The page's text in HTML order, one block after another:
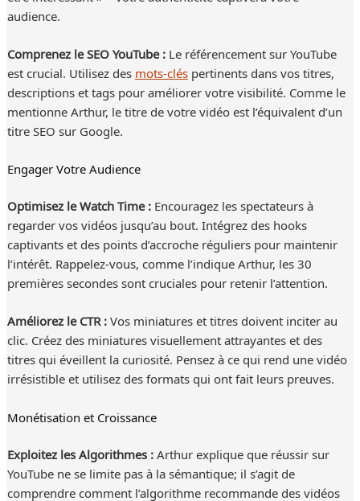
audience.
Comprenez le SEO YouTube :Le référencement sur YouTube
est crucial. Utilisez desmots-cléspertinents dans vos titres,
descriptions et tags pour améliorer votre visibilité. Comme le
mentionne Arthur, le titre de votre vidéo est l’équivalent d’un
titre SEO sur Google.
Engager Votre Audience
Optimisez le Watch Time :Encouragez les spectateurs à
regarder vos vidéos jusqu’au bout. Intégrez des hooks
captivants et des points d’accroche réguliers pour maintenir
l’intérêt. Rappelez-vous, comme l’indique Arthur, les 30
premières secondes sont cruciales pour retenir l’attention.
Améliorez le CTR :Vos miniatures et titres doivent inciter au
clic. Créez des miniatures visuellement attrayantes et des
titres qui éveillent la curiosité. Pensez à ce qui rend une vidéo
irrésistible et utilisez des formats qui ont fait leurs preuves.
Monétisation et Croissance
Exploitez les Algorithmes :Arthur explique que réussir sur
YouTube ne se limite pas à la sémantique; il s’agit de
comprendre comment l’algorithme recommande des vidéos